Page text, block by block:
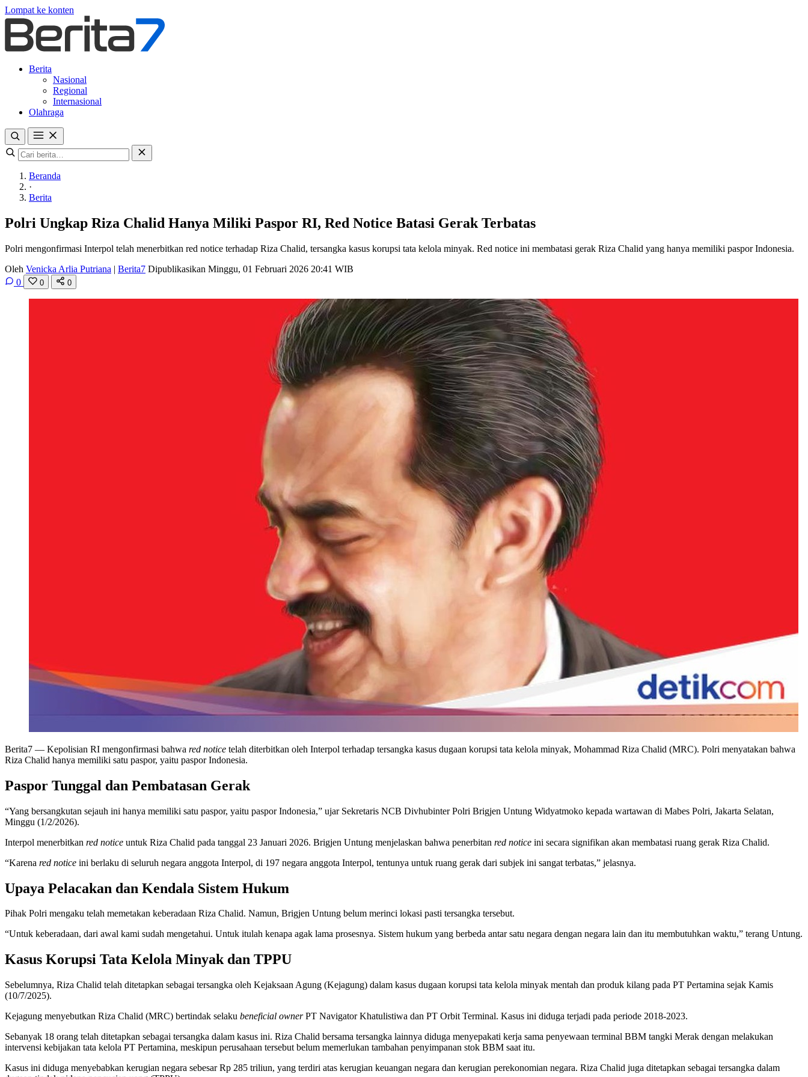
Lompat ke konten
Berita
Nasional
Regional
Internasional
Olahraga
Beranda
·
Berita
Polri Ungkap Riza Chalid Hanya Miliki Paspor RI, Red Notice Batasi Gerak Terbatas
Polri mengonfirmasi Interpol telah menerbitkan red notice terhadap Riza Chalid, tersangka kasus korupsi tata kelola minyak. Red notice ini membatasi gerak Riza Chalid yang hanya memiliki paspor Indonesia.
Oleh Venicka Arlia Putriana | Berita7 Dipublikasikan Minggu, 01 Februari 2026 20:41 WIB
0
0 0
Berita7 — Kepolisian RI mengonfirmasi bahwa red notice telah diterbitkan oleh Interpol terhadap tersangka kasus dugaan korupsi tata kelola minyak, Mohammad Riza Chalid (MRC). Polri menyatakan bahwa
Riza Chalid hanya memiliki satu paspor, yaitu paspor Indonesia.
Paspor Tunggal dan Pembatasan Gerak
“Yang bersangkutan sejauh ini hanya memiliki satu paspor, yaitu paspor Indonesia,” ujar Sekretaris NCB Divhubinter Polri Brigjen Untung Widyatmoko kepada wartawan di Mabes Polri, Jakarta Selatan,
Minggu (1/2/2026).
Interpol menerbitkan red notice untuk Riza Chalid pada tanggal 23 Januari 2026. Brigjen Untung menjelaskan bahwa penerbitan red notice ini secara signifikan akan membatasi ruang gerak Riza Chalid.
“Karena red notice ini berlaku di seluruh negara anggota Interpol, di 197 negara anggota Interpol, tentunya untuk ruang gerak dari subjek ini sangat terbatas,” jelasnya.
Upaya Pelacakan dan Kendala Sistem Hukum
Pihak Polri mengaku telah memetakan keberadaan Riza Chalid. Namun, Brigjen Untung belum merinci lokasi pasti tersangka tersebut.
“Untuk keberadaan, dari awal kami sudah mengetahui. Untuk itulah kenapa agak lama prosesnya. Sistem hukum yang berbeda antar satu negara dengan negara lain dan itu membutuhkan waktu,” terang Untung.
Kasus Korupsi Tata Kelola Minyak dan TPPU
Sebelumnya, Riza Chalid telah ditetapkan sebagai tersangka oleh Kejaksaan Agung (Kejagung) dalam kasus dugaan korupsi tata kelola minyak mentah dan produk kilang pada PT Pertamina sejak Kamis
(10/7/2025).
Kejagung menyebutkan Riza Chalid (MRC) bertindak selaku beneficial ownerPT Navigator Khatulistiwa dan PT Orbit Terminal. Kasus ini diduga terjadi pada periode 2018-2023.
Sebanyak 18 orang telah ditetapkan sebagai tersangka dalam kasus ini. Riza Chalid bersama tersangka lainnya diduga menyepakati kerja sama penyewaan terminal BBM tangki Merak dengan melakukan
intervensi kebijakan tata kelola PT Pertamina, meskipun perusahaan tersebut belum memerlukan tambahan penyimpanan stok BBM saat itu.
Kasus ini diduga menyebabkan kerugian negara sebesar Rp 285 triliun, yang terdiri atas kerugian keuangan negara dan kerugian perekonomian negara. Riza Chalid juga ditetapkan sebagai tersangka dalam